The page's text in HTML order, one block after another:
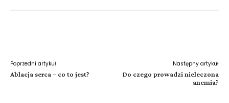
Poprzedni artykuł
Ablacja serca – co to jest?
Następny artykuł
Do czego prowadzi nieleczona
anemia?